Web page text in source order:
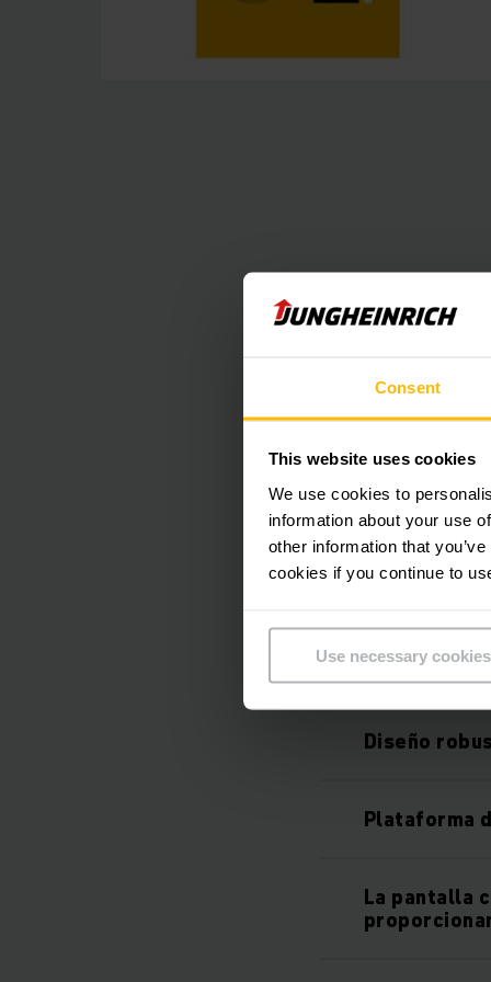
Consent
This website uses cookies
We use cookies to
information about your use
other information that
cookies if you continue to
Use necessary
Concepto
Cambio
Disponible
Sistema de
Diseño
Plataforma
La pantalla